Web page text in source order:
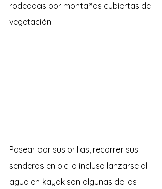
rodeadas por montañas cubiertas de
vegetación.
Pasear por sus orillas, recorrer sus
senderos en bici o incluso lanzarse al
agua en kayak son algunas de las